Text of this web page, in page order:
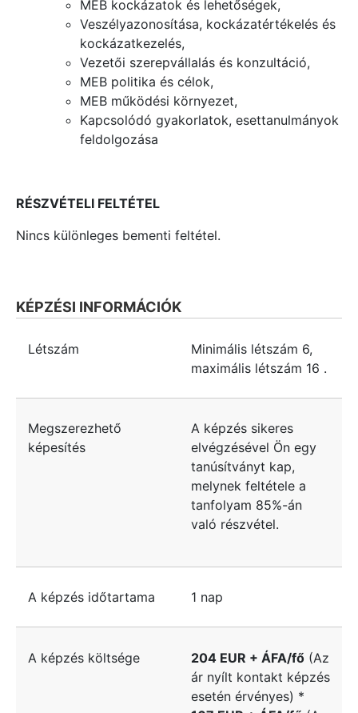
MEB kockázatok és lehetőségek,
Veszélyazonosítása, kockázatértékelés és
kockázatkezelés,
Vezetői szerepvállalás és konzultáció,
MEB politika és célok,
MEB működési környezet,
Kapcsolódó gyakorlatok, esettanulmányok
feldolgozása
RÉSZVÉTELI FELTÉTEL
Nincs különleges bementi feltétel.
KÉPZÉSI INFORMÁCIÓK
Létszám Minimális létszám 6,
maximális létszám 16 .
Megszerezhető
képesítés
A képzés sikeres
elvégzésével Ön egy
tanúsítványt kap,
melynek feltétele a
tanfolyam 85%-án
való részvétel.
A képzés időtartama 1 nap
A képzés költsége 204 EUR + ÁFA/fő (Az
ár nyílt kontakt képzés
esetén érvényes) *